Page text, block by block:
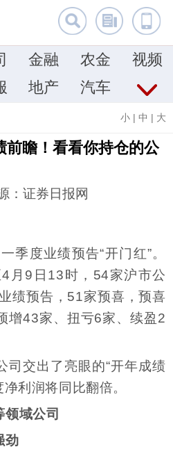
金融 农金
视频
地产 汽车
小 | 中 | 大
前瞻！看看你持仓的公
：证券日报网
季度业绩预告“开门红”。
月9日13时，54家沪市公
绩预告，51家预喜，预喜
增43家、扭亏6家、续盈2
司交出了亮眼的“开年成绩
利润将同比翻倍。
域公司
劲